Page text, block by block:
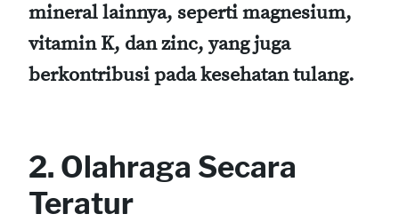
mineral lainnya, seperti magnesium,
vitamin K, dan zinc, yang juga
berkontribusi pada kesehatan tulang.
2. Olahraga Secara
Teratur